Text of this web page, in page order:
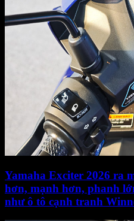
Yamaha Exciter 2026 ra
hơn, mạnh hơn, phanh
như ô tô cạnh tranh